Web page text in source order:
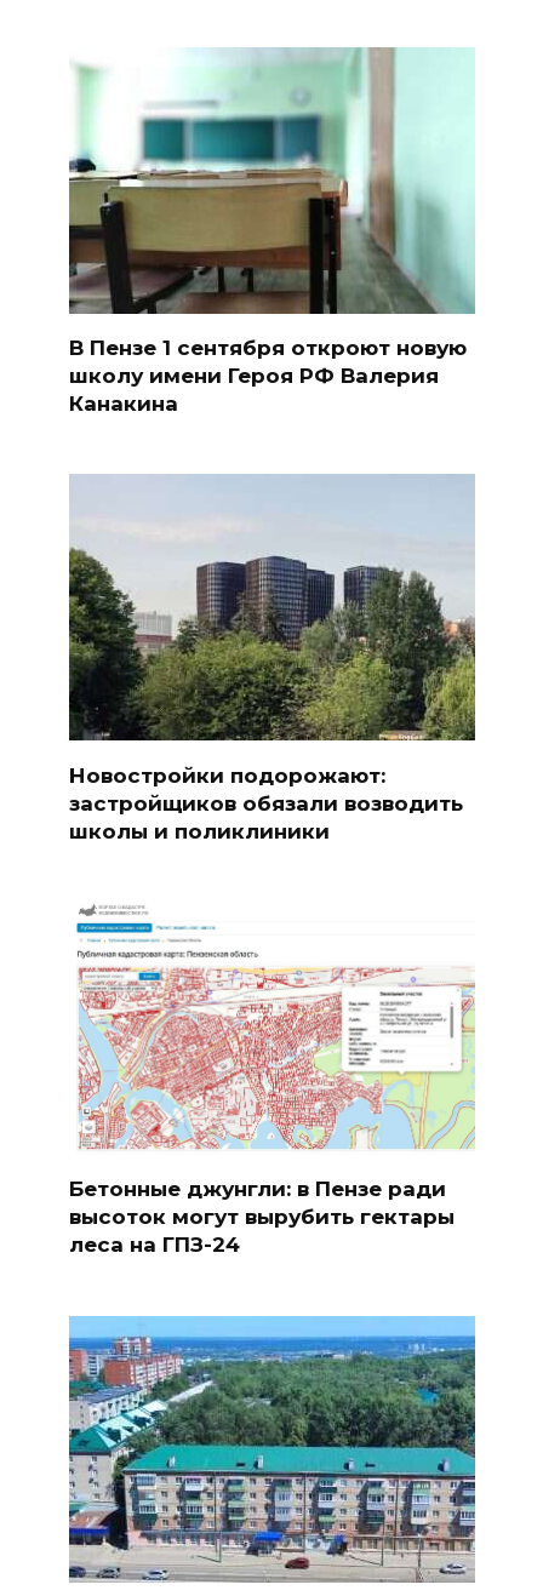
В Пензе 1 сентября откроют новую
школу имени Героя РФ Валерия
Канакина
Новостройки подорожают:
застройщиков обязали возводить
школы и поликлиники
Бетонные джунгли: в Пензе ради
высоток могут вырубить гектары
леса на ГПЗ-24